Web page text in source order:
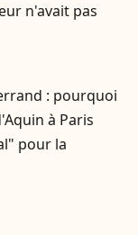
n'avait pas
: pourquoi
à Paris
pour la